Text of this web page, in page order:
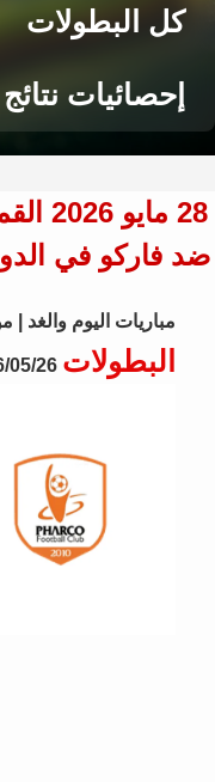
كل البطولات
إحصائيات
28
ضد فاركو في
مباريات اليوم والغد |
البطولات 05/26